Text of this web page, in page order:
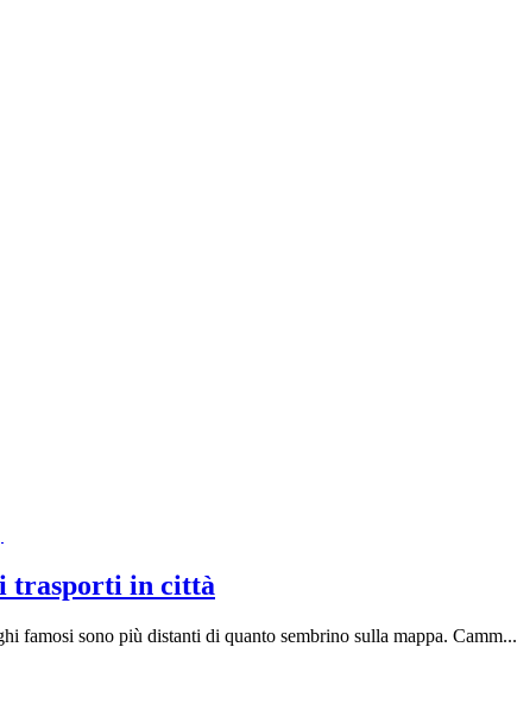
trasporti in città
famosi sono più distanti di quanto sembrino sulla mappa. Camm...